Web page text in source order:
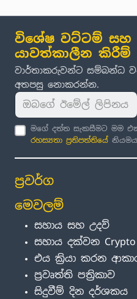
විශේෂ වට්ටම් සහ
යාවත්කාලීන
වාර්තාකරුවන්ට සම්බන්ධ
අතපසු නොකරන්න.
මගේ දත්ත සැකසීමට මම
රහස්‍යතා ප්‍රතිපත්තිය ේ
ප්‍රවර්ග
මෙවලම්
සහාය සහ උදව්
සහාය දක්වන Crypto
එය ක්‍රියා කරන
ප්‍රවෘත්ති පත්‍රිකාව
සිදුවීම් දින දර්ශකය